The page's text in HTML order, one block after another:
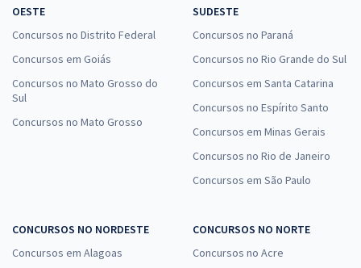
OESTE
Concursos no Distrito Federal
Concursos em Goiás
Concursos no Mato Grosso do
Sul
Concursos no Mato Grosso
SUDESTE
Concursos no Paraná
Concursos no Rio Grande do Sul
Concursos em Santa Catarina
Concursos no Espírito Santo
Concursos em Minas Gerais
Concursos no Rio de Janeiro
Concursos em São Paulo
CONCURSOS NO NORDESTE
Concursos em Alagoas
CONCURSOS NO NORTE
Concursos no Acre